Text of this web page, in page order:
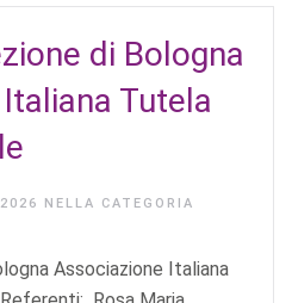
di Bologna
Tutela
NELLA CATEGORIA
Associazione Italiana